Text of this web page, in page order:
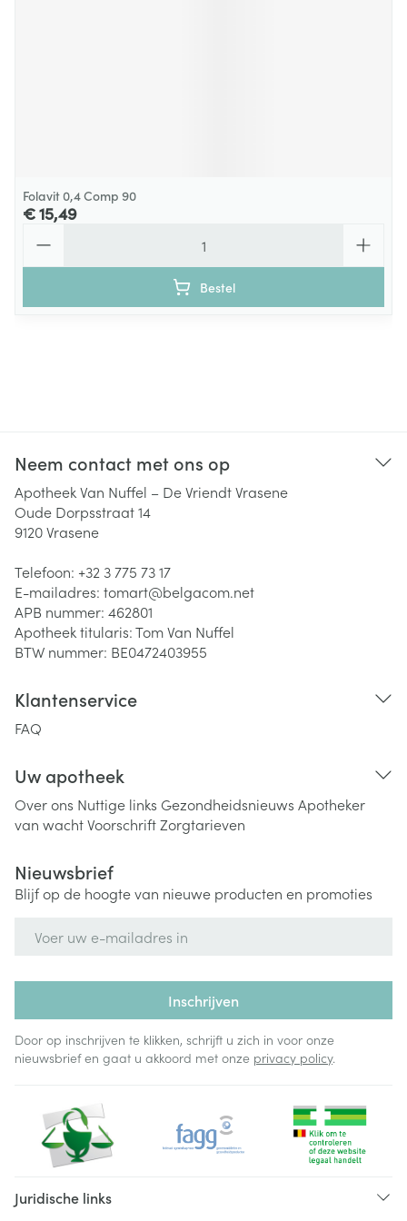
Folavit 0,4 Comp 90
€ 15,49
Bestel
Neem contact met ons op
Apotheek Van Nuffel – De Vriendt Vrasene
Oude Dorpsstraat 14
9120Vrasene
Telefoon: +32 3 775 73 17
E-mailadres: tomart@belgacom.net
APB nummer: 462801
Apotheek titularis:Tom Van Nuffel
BTW nummer: BE0472403955
Klantenservice
FAQ
Uw apotheek
Over ons Nuttige links Gezondheidsnieuws Apotheker
van wachtVoorschriftZorgtarieven
Nieuwsbrief
Blijf op de hoogte van nieuwe producten en promoties
Inschrijven
Door op inschrijven te klikken, schrijft u zich in voor onze
nieuwsbrief en gaat u akkoord met onze privacy policy.
Juridische links